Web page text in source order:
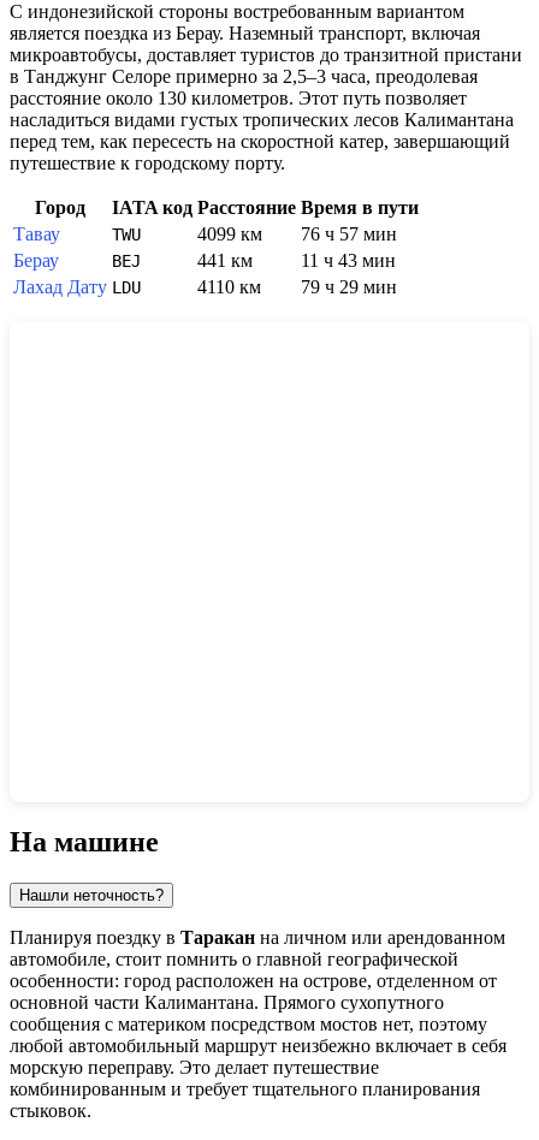
С индонезийской стороны востребованным вариантом
является поездка из Берау. Наземный транспорт, включая
микроавтобусы, доставляет туристов до транзитной пристани
в Танджунг Селоре примерно за 2,5–3 часа, преодолевая
расстояние около 130 километров. Этот путь позволяет
насладиться видами густых тропических лесов Калимантана
перед тем, как пересесть на скоростной катер, завершающий
путешествие к городскому порту.
Город IATA код Расстояние Время в пути
Тавау
TWU 4099 км
76 ч 57 мин
Берау
BEJ 441 км
11 ч 43 мин
Лахад Дату LDU 4110 км 79 ч 29 мин
На машине
Нашли неточность?
Планируя поездку в Таракан на личном или арендованном
автомобиле, стоит помнить о главной географической
особенности: город расположен на острове, отделенном от
основной части Калимантана. Прямого сухопутного
сообщения с материком посредством мостов нет, поэтому
любой автомобильный маршрут неизбежно включает в себя
морскую переправу. Это делает путешествие
комбинированным и требует тщательного планирования
стыковок.